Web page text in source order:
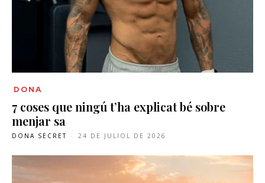
DONA
7 coses que ningú t’ha explicat bé sobre
menjar sa
DONA SECRET - 24 DE JULIOL DE 2026